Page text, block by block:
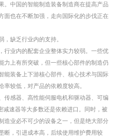
。中国的智能制造装备制造商在提高产品
面也在不断加强，走向国际化的步伐正在
，缺乏行业内的支持。
行业内的配套企业整体实力较弱。一些优
力上有所突破，但一些核心部件的制造仍
能装备上下游核心部件、核心技术与国际
率较低，对产品的依赖度较高。
传感器、高性能伺服电机和驱动器、可编
减速器等大多数还是依赖进口。同时，被
造业必不可少的设备之一，但是绝大部分
断，引进成本高，后续使用维护费用较